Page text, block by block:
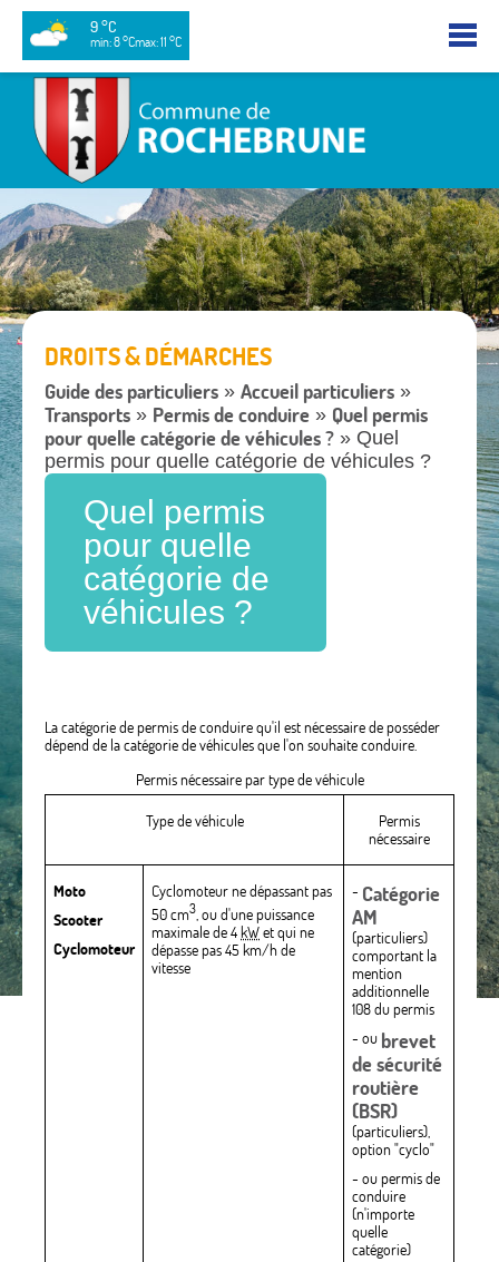
9 °C
min: 8 °Cmax: 11 °C
DROITS & DÉMARCHES
Guide des particuliers » Accueil particuliers »
Transports » Permis de conduire » Quel permis
pour quelle catégorie de véhicules ? » Quel
permis pour quelle catégorie de véhicules ?
Quel permis
pour quelle
catégorie de
véhicules ?
La catégorie de permis de conduire qu'il est nécessaire de posséder
dépend de la catégorie de véhicules que l'on souhaite conduire.
Permis nécessaire par type de véhicule
Type de véhicule
Permis
nécessaire
Moto
Scooter
Cyclomoteur
Cyclomoteur ne dépassant pas
50 cm3, ou d'une puissance
maximale de 4kWet qui ne
dépasse pas 45 km/h de
vitesse
- Catégorie
AM
(particuliers)
comportant la
mention
additionnelle
108 du permis
- ou brevet
de sécurité
routière
(BSR)
(particuliers),
option "cyclo"
- ou permis de
conduire
(n'importe
quelle
catégorie)